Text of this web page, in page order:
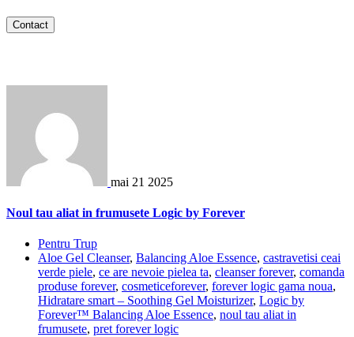
mai 21 2025
Noul tau aliat in frumusete Logic by Forever
Pentru Trup
Aloe Gel Cleanser, Balancing Aloe Essence, castravetisi ceai
verde piele, ce are nevoie pielea ta, cleanser forever, comanda
produse forever, cosmeticeforever, forever logic gama noua,
Hidratare smart – Soothing Gel Moisturizer, Logic by
Forever™ Balancing Aloe Essence, noul tau aliat in
frumusete, pret forever logic